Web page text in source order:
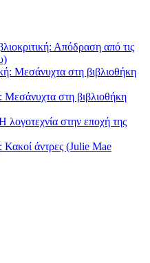
Απόδραση από τις
Μεσάνυχτα στη βιβλιοθήκη
Μεσάνυχτα στη βιβλιοθήκη
λογοτεχνία στην εποχή της
Κακοί άντρες (Julie Mae